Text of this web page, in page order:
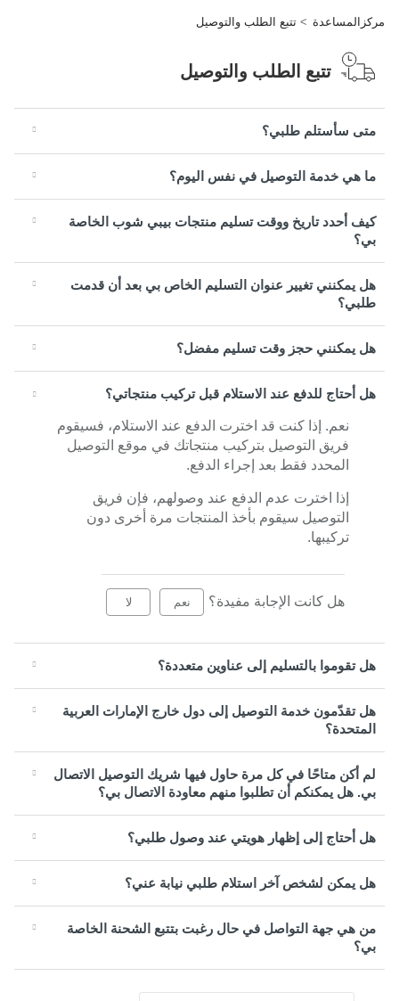
مركزالمساعدة تتبع الطلب والتوصيل
تتبع الطلب والتوصيل
متى سأستلم طلبي؟
ما هي خدمة التوصيل في نفس اليوم؟
كيف أحدد تاريخ ووقت تسليم منتجات بيبي شوب الخاصة
بي؟
هل يمكنني تغيير عنوان التسليم الخاص بي بعد أن قدمت
طلبي؟
هل يمكنني حجز وقت تسليم مفضل؟
هل أحتاج للدفع عند الاستلام قبل تركيب منتجاتي؟
نعم. إذا كنت قد اخترت الدفع عند الاستلام، فسيقوم
فريق التوصيل بتركيب منتجاتك في موقع التوصيل
المحدد فقط بعد إجراء الدفع.
إذا اخترت عدم الدفع عند وصولهم، فإن فريق
التوصيل سيقوم بأخذ المنتجات مرة أخرى دون
تركيبها.
هل كانت الإجابة مفيدة؟ نعم لا
هل تقوموا بالتسليم إلى عناوين متعددة؟
هل تقدّمون خدمة التوصيل إلى دول خارج الإمارات العربية
المتحدة؟
لم أكن متاحًا في كل مرة حاول فيها شريك التوصيل الاتصال
بي. هل يمكنكم أن تطلبوا منهم معاودة الاتصال بي؟
هل أحتاج إلى إظهار هويتي عند وصول طلبي؟
هل يمكن لشخص آخر استلام طلبي نيابة عني؟
من هي جهة التواصل في حال رغبت بتتبع الشحنة الخاصة
بي؟